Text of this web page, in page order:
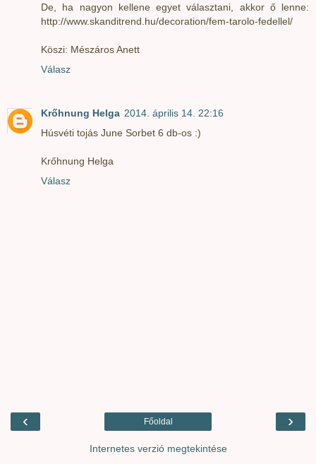
De, ha nagyon kellene egyet választani, akkor ő lenne:
http://www.skanditrend.hu/decoration/fem-tarolo-fedellel/
Köszi: Mészáros Anett
Válasz
Krőhnung Helga 2014. április 14. 22:16
Húsvéti tojás June Sorbet 6 db-os :)
Krőhnung Helga
Válasz
‹ ›
Főoldal
Internetes verzió megtekintése